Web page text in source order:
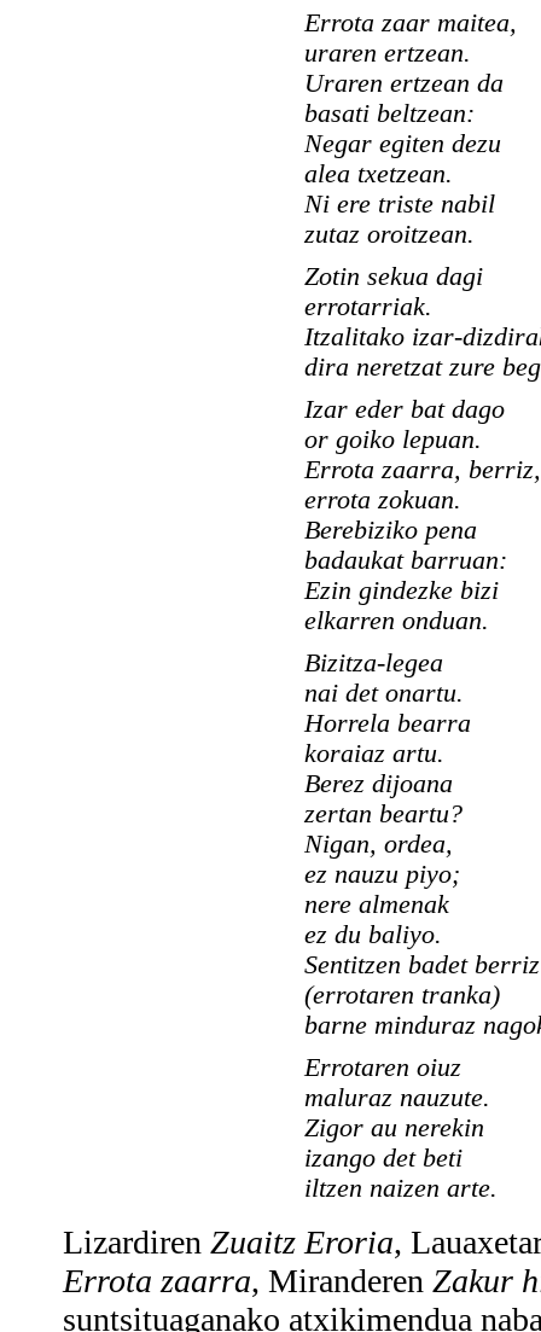
Errota zaar maitea,
uraren ertzean.
Uraren ertzean da
basati beltzean:
Negar egiten dezu
alea txetzean.
Ni ere triste nabil
zutaz oroitzean.
Zotin sekua dagi
errotarriak.
Itzalitako izar-
dira neretzat zure
Izar eder bat dago
or goiko lepuan.
Errota zaarra, berriz,
errota zokuan.
Berebiziko pena
badaukat barruan:
Ezin gindezke bizi
elkarren onduan.
Bizitza-legea
nai det onartu.
Horrela bearra
koraiaz artu.
Berez dijoana
zertan beartu?
Nigan, ordea,
ez nauzu piyo;
nere almenak
ez du baliyo.
Sentitzen badet
(errotaren tranka)
barne minduraz
Errotaren oiuz
maluraz nauzute.
Zigor au nerekin
izango det beti
iltzen naizen arte.
Lizardiren Zuaitz Eroria,
Errota zaarra, Miranderen Zakur
suntsituaganako atxikimendua